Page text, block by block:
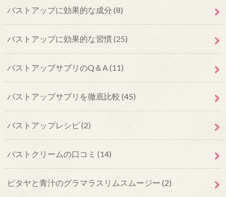
バストアップに効果的な成分 (8)
バストアップに効果的な習慣(25)
バストアップサプリのQ＆A(11)
バストアップサプリを徹底比較 (45)
バストアップレシピ(2)
バストクリームの口コミ (14)
ピタヤと青汁のグラマラスリムスムージー (2)